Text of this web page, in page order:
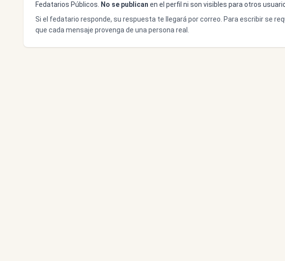
Fedatarios Públicos.
No se publican en el perfil ni son visibles para otros
Si el fedatario responde, su respuesta te llegará por correo. Para escribir se
que cada mensaje provenga de una persona real.